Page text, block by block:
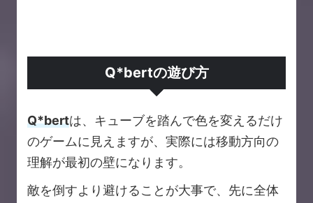
Q*bertの遊び方
Q*bertは、キューブを踏んで色を変えるだけ
のゲームに見えますが、実際には移動方向の
理解が最初の壁になります。
敵を倒すより避けることが大事で、先に全体